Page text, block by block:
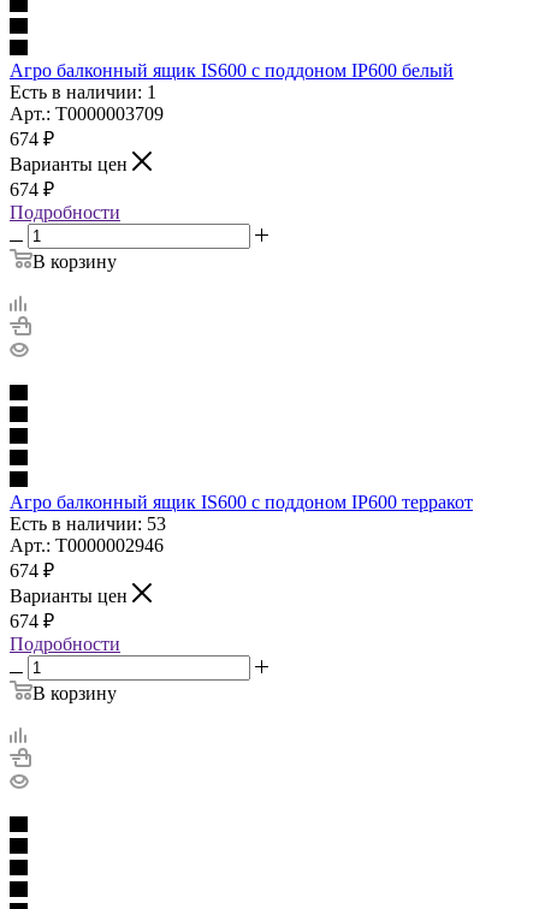
Агро балконный ящик IS600 с поддоном IP600 белый
Есть в наличии: 1
Арт.: Т0000003709
674 ₽
Варианты цен
674 ₽
Подробности
В корзину
Агро балконный ящик IS600 с поддоном IP600 терракот
Есть в наличии: 53
Арт.: Т0000002946
674 ₽
Варианты цен
674 ₽
Подробности
В корзину